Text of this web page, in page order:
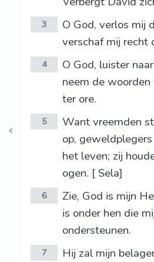
3
O God, verlos mij
verschaf mij recht
4
O God, luister
neem de
ter ore.
5
Want vreemden
op,
het leven; zij
ogen. [ Sela]
6
Zie, God is mijn
is onder hen die
ondersteunen.
7
Hij zal mijn